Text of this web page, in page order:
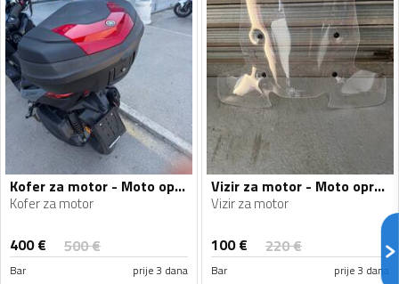
Kofer za motor - Moto oprema
Kofer za motor
400€ 500€
Bar prije 3 dana
Vizir za motor - Moto oprema
Vizir za motor
100€ 220€
Bar prije 3 dana